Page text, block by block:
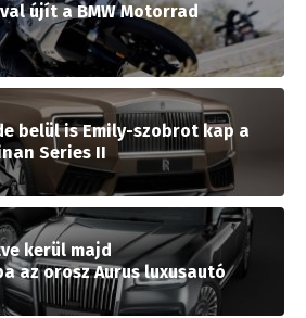
újít a BMW Motorrad
belül is Emily-szobrot kap a
Series II
kerül majd
az orosz Aurus luxusautó